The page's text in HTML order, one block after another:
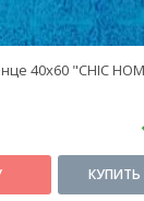
40х60 "CHIC
КУПИТЬ